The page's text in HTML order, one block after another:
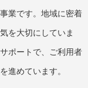
業です。地域に密着
を大切にしていま
ポートで、ご利用者
進めています。